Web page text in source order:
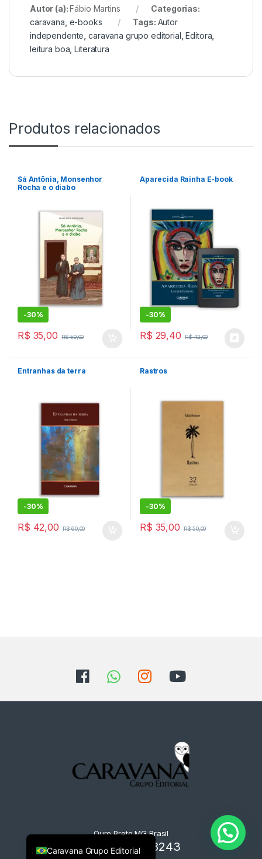
Autor (a):Fábio Martins
Categorias:
caravana e-books Tags: Autor
independente ,caravana grupo editorial ,Editora
leitura boa ,Literatura
Produtos relacionados
Sá Antônia, Monsenhor
Rocha e o diabo
-30%
R$ 35,00 R$50,00
Aparecida Rainha E-book
-30%
R$ 29,40 R$42,00
Entranhas da terra
-30%
R$ 42,00 R$60,00
Rastros
-30%
R$ 35,00 R$50,00
Ouro Preto MG Brasil
+55 31 9125-8243
Caravana Grupo Editorial